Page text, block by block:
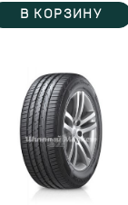
В КОРЗИНУ